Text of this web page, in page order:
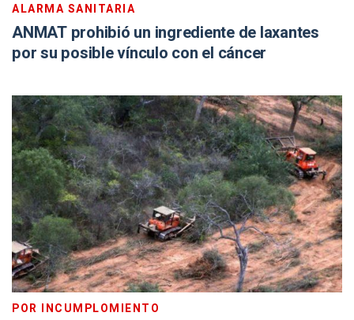
ALARMA SANITARIA
ANMAT prohibió un ingrediente de laxantes
por su posible vínculo con el cáncer
POR INCUMPLOMIENTO